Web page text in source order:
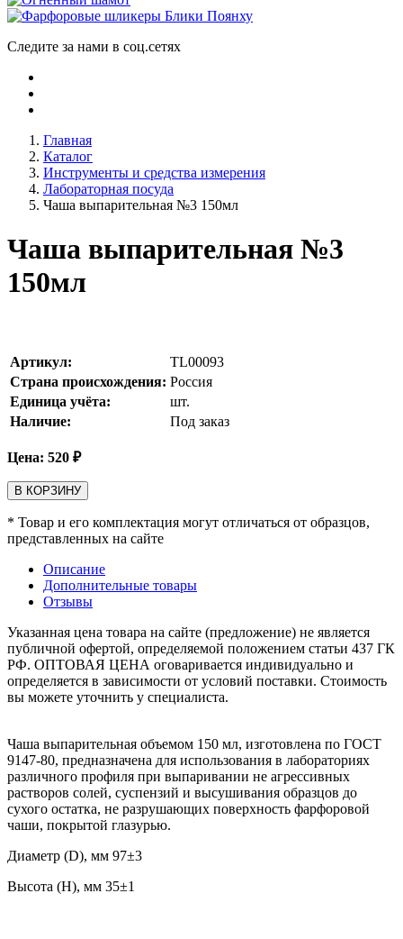
Следите за нами в соц.сетях
Главная
Каталог
Инструменты и средства измерения
Лабораторная посуда
Чаша выпарительная №3 150мл
Чаша выпарительная №3
150мл
Артикул:
TL00093
Страна происхождения: Россия
Единица учёта:
шт.
Наличие:
Под заказ
Цена: 520 ₽
В КОРЗИНУ
* Товар и его комплектация могут отличаться от образцов,
представленных на сайте
Описание
Дополнительные товары
Отзывы
Указанная цена товара на сайте (предложение) не является
публичной офертой, определяемой положением статьи 437 ГК
РФ. ОПТОВАЯ ЦЕНА оговаривается индивидуально и
определяется в зависимости от условий поставки. Стоимость
вы можете уточнить у специалиста.
Чаша выпарительная объемом 150 мл, изготовлена по ГОСТ
9147-80, предназначена для использования в лабораториях
различного профиля при выпаривании не агрессивных
растворов солей, суспензий и высушивания образцов до
сухого остатка, не разрушающих поверхность фарфоровой
чаши, покрытой глазурью.
Диаметр (D), мм 97±3
Высота (H), мм 35±1